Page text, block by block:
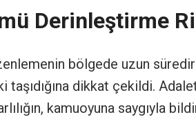
Derinleştirme
bölgede uzun
dikkat çekildi.
kamuoyuna saygıyla